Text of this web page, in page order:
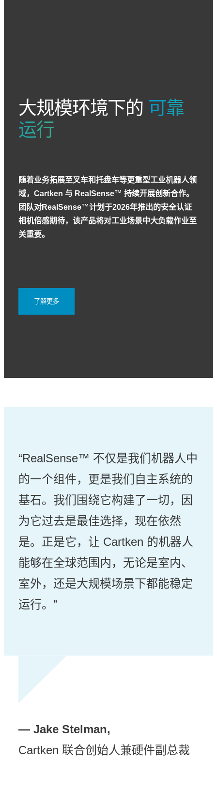
大规模环境下的 可靠
运行
随着业务拓展至叉车和托盘车等更重型工业机器人领
域，Cartken 与 RealSense™ 持续开展创新合作。
团队对RealSense™计划于2026年推出的安全认证
相机倍感期待，该产品将对工业场景中大负载作业至
关重要。
了解更多
“RealSense™ 不仅是我们机器人中
的一个组件，更是我们自主系统的
基石。我们围绕它构建了一切，因
为它过去是最佳选择，现在依然
是。正是它，让 Cartken 的机器人
能够在全球范围内，无论是室内、
室外，还是大规模场景下都能稳定
运行。”
— Jake Stelman,
Cartken 联合创始人兼硬件副总裁